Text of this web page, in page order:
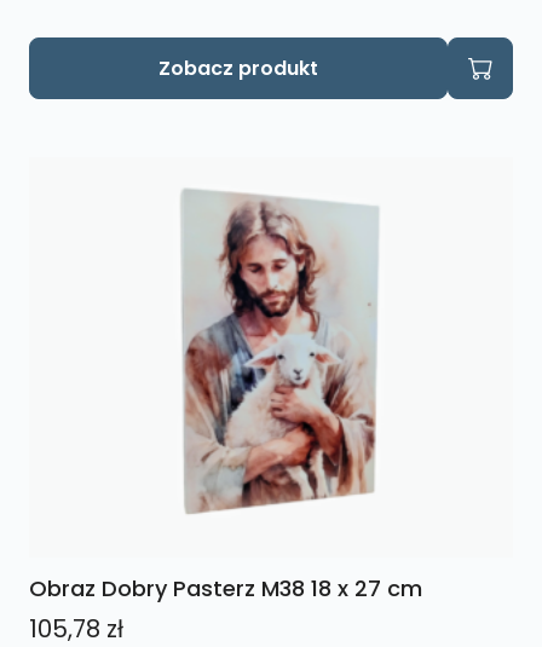
Zobacz produkt
Obraz Dobry Pasterz M38 18 x 27 cm
105,78 zł